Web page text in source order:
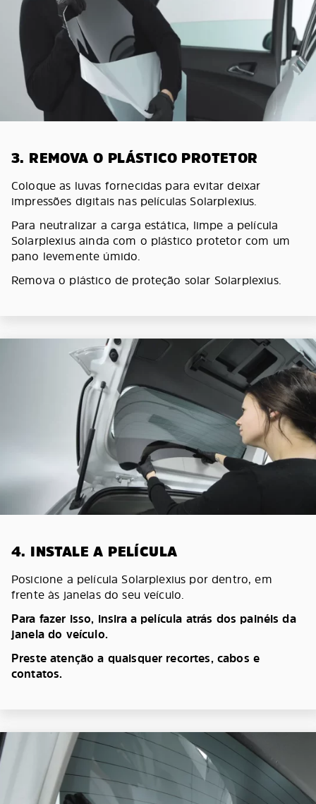
3. REMOVA O PLÁSTICO PROTETOR
Coloque as luvas fornecidas para evitar deixar
impressões digitais nas películas Solarplexius.
Para neutralizar a carga estática, limpe a película
Solarplexius ainda com o plástico protetor com um
pano levemente úmido.
Remova o plástico de proteção solar Solarplexius.
4. INSTALE A PELÍCULA
Posicione a película Solarplexius por dentro, em
frente às janelas do seu veículo.
Para fazer isso, insira a película atrás dos painéis da
janela do veículo.
Preste atenção a quaisquer recortes, cabos e
contatos.